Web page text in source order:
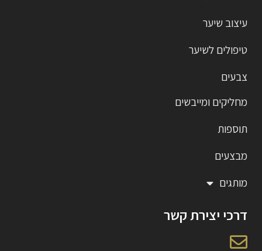
עיצוב שיער
טיפולים לשיער
צבעים
מחליקים ומייבשים
תוספות
מבצעים
מותגים
דרכי יצירת קשר